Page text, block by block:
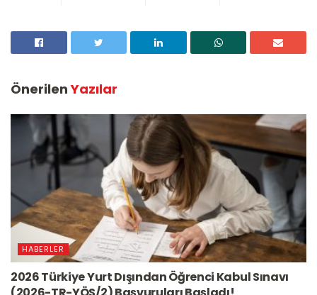
ÖnerilenYazılar
HABERLER
2026 Türkiye Yurt Dışından Öğrenci Kabul Sınavı